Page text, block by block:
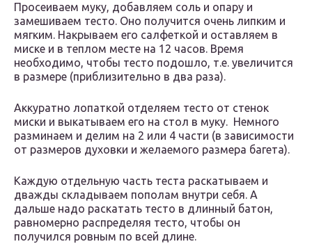
Просеиваем муку, добавляем соль и опару и
замешиваем тесто. Оно получится очень липким и
мягким. Накрываем его салфеткой и оставляем в
миске и в теплом месте на 12 часов. Время
необходимо, чтобы тесто подошло, т.е. увеличится
в размере (приблизительно в два раза).
Аккуратно лопаткой отделяем тесто от стенок
миски и выкатываем его на стол в муку. Немного
разминаем и делим на 2 или 4 части (в зависимости
от размеров духовки и желаемого размера багета).
Каждую отдельную часть теста раскатываем и
дважды складываем пополам внутри себя. А
дальше надо раскатать тесто в длинный батон,
равномерно распределяя тесто, чтобы он
получился ровным по всей длине.